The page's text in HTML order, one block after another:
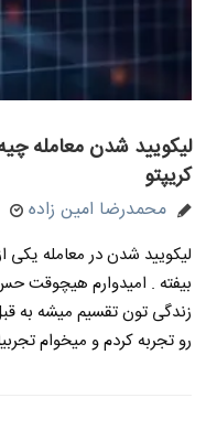
لیکویید شدن معامله
کریپتو
محمدرضا امین زاده
لیکویید شدن در معامله یکی
بیفته . امیدوارم هیچوقت
زندگی تون تقسیم میشه به
رو تجربه کردم و میخوام